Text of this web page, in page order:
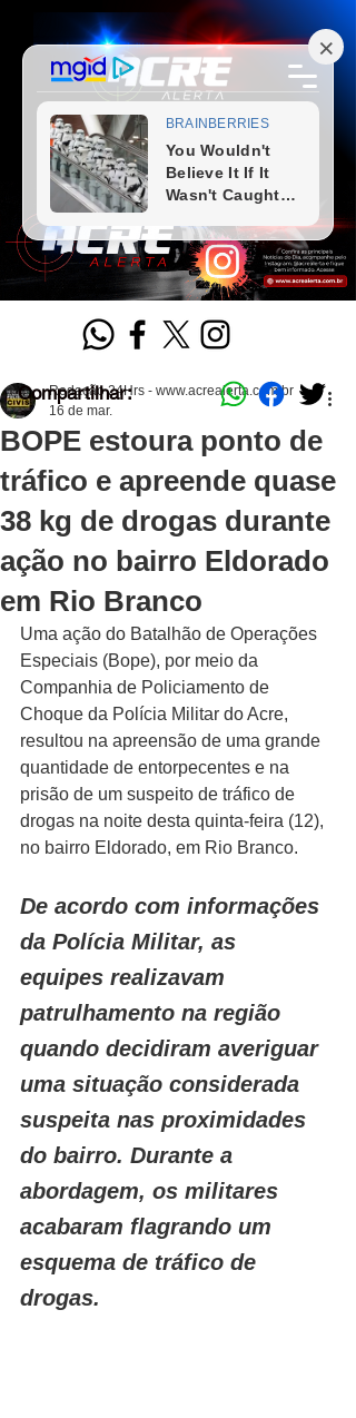
BOPE estoura ponto de
tráfico e apreende quase
38 kg de drogas durante
ação no bairro Eldorado
em Rio Branco
Redação 24Hrs - www.acrealerta.com.br
16 de mar.
Uma ação do Batalhão de Operações
Especiais (Bope), por meio da
Companhia de Policiamento de
Choque da Polícia Militar do Acre,
resultou na apreensão de uma grande
quantidade de entorpecentes e na
prisão de um suspeito de tráfico de
drogas na noite desta quinta-feira (12),
no bairro Eldorado, em Rio Branco.
De acordo com informações
da Polícia Militar, as
equipes realizavam
patrulhamento na região
quando decidiram averiguar
uma situação considerada
suspeita nas proximidades
do bairro. Durante a
abordagem, os militares
acabaram flagrando um
esquema de tráfico de
drogas.
Compartilhar: